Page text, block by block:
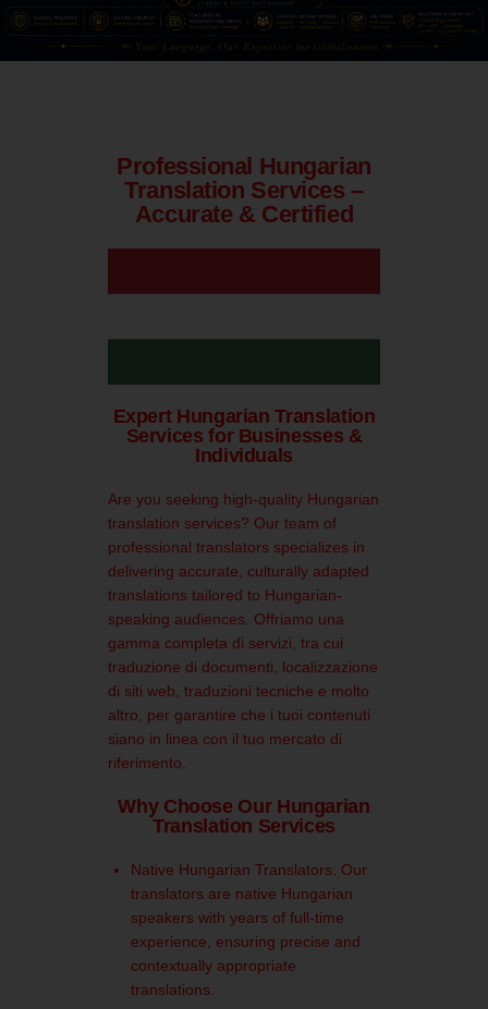
Professional Hungarian
Translation Services –
Accurate & Certified
Expert Hungarian Translation
Services for Businesses &
Individuals
Are you seeking high-quality Hungarian
translation services? Our team of
professional translators specializes in
delivering accurate, culturally adapted
translations tailored to Hungarian-
speaking audiences.
Offriamo una
gamma completa di servizi, tra cui
traduzione di documenti, localizzazione
di siti web, traduzioni tecniche e molto
altro, per garantire che i tuoi contenuti
siano in linea con il tuo mercato di
riferimento.
Why Choose Our Hungarian
Translation Services
Native Hungarian Translators: Our
translators are native Hungarian
speakers with years of full-time
experience, ensuring precise and
contextually appropriate
translations.